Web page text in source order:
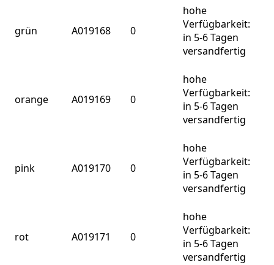
grün A019168 0
hohe
Verfügbarkeit:
in 5-6 Tagen
versandfertig
orange A019169 0
hohe
Verfügbarkeit:
in 5-6 Tagen
versandfertig
pink A019170 0
hohe
Verfügbarkeit:
in 5-6 Tagen
versandfertig
rot A019171 0
hohe
Verfügbarkeit:
in 5-6 Tagen
versandfertig